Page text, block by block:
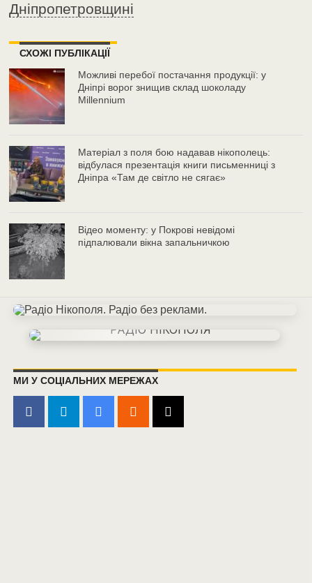
Дніпропетровщині
СХОЖІ ПУБЛІКАЦІЇ
Можливі перебої постачання продукції: у
Дніпрі ворог знищив склад шоколаду
Millennium
Матеріал з поля бою надавав нікополець:
відбулася презентація книги письменниці з
Дніпра «Там де світло не сягає»
Відео моменту: у Покрові невідомі
підпалювали вікна запальничкою
МИ У СОЦІАЛЬНИХ МЕРЕЖАХ